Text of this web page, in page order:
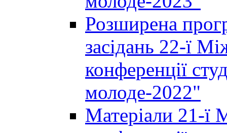
Розширена
засідань 22-ї
конференції
молоде-2022"
Матеріали 21-ї